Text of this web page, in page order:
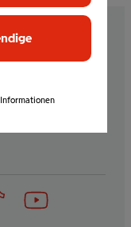
on
YouTube